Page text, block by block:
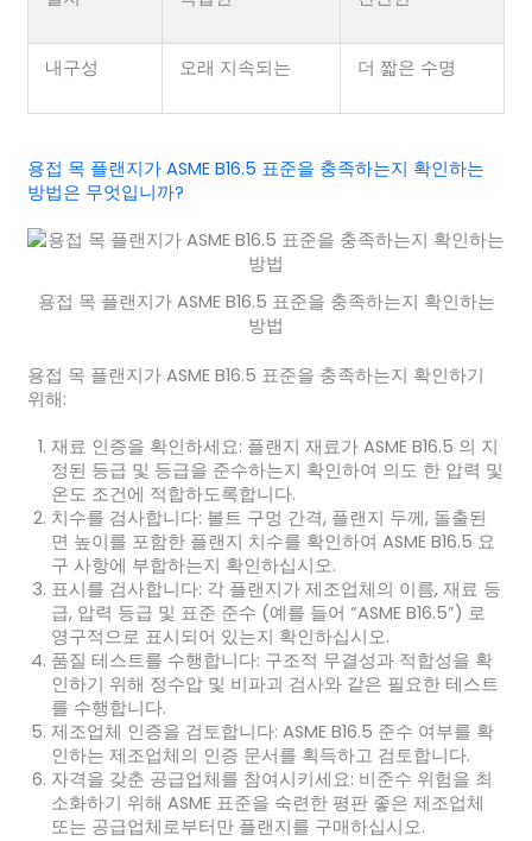
내구성 오래 지속되는 더 짧은 수명
용접 목 플랜지가 ASME B16.5 표준을 충족하는지 확인하는
방법은 무엇입니까?
용접 목 플랜지가 ASME B16.5 표준을 충족하는지 확인하는
방법
용접 목 플랜지가 ASME B16.5 표준을 충족하는지 확인하기
위해:
재료 인증을 확인하세요: 플랜지 재료가 ASME B16.5 의 지
정된 등급 및 등급을 준수하는지 확인하여 의도 한 압력 및
온도 조건에 적합하도록합니다.
치수를 검사합니다: 볼트 구멍 간격, 플랜지 두께, 돌출된
면 높이를 포함한 플랜지 치수를 확인하여 ASME B16.5 요
구 사항에 부합하는지 확인하십시오.
표시를 검사합니다: 각 플랜지가 제조업체의 이름, 재료 등
급, 압력 등급 및 표준 준수 (예를 들어 “ASME B16.5”) 로
영구적으로 표시되어 있는지 확인하십시오.
품질 테스트를 수행합니다: 구조적 무결성과 적합성을 확
인하기 위해 정수압 및 비파괴 검사와 같은 필요한 테스트
를 수행합니다.
제조업체 인증을 검토합니다: ASME B16.5 준수 여부를 확
인하는 제조업체의 인증 문서를 획득하고 검토합니다.
자격을 갖춘 공급업체를 참여시키세요: 비준수 위험을 최
소화하기 위해 ASME 표준을 숙련한 평판 좋은 제조업체
또는 공급업체로부터만 플랜지를 구매하십시오.